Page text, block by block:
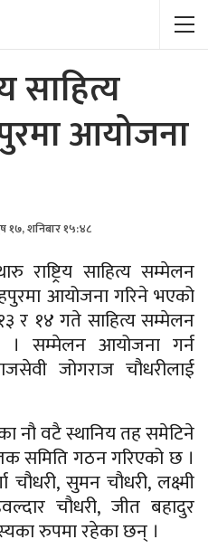
साहित्य
आयोजना
१७, शनिबार १५:४८
राष्ट्रिय साहित्य सम्मेलन
आयोजना गरिने भएको
र १४ गते साहित्य सम्मेलन
सम्मेलन आयोजना गर्न
जोगराज चौधरीलाई
नौ वटै स्थानिय तह समेटिने
समिति गठन गरिएको छ ।
चौधरी, सुमन चौधरी, लक्ष्मी
चौधरी, जीत बहादुर
रुपमा रहेका छन् ।